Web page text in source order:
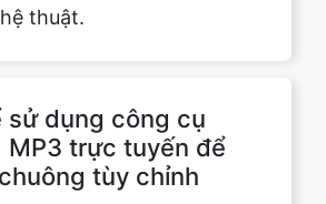
dụng công cụ
cụ chỉnh sửa MP3 trực
tôi có thể được sử